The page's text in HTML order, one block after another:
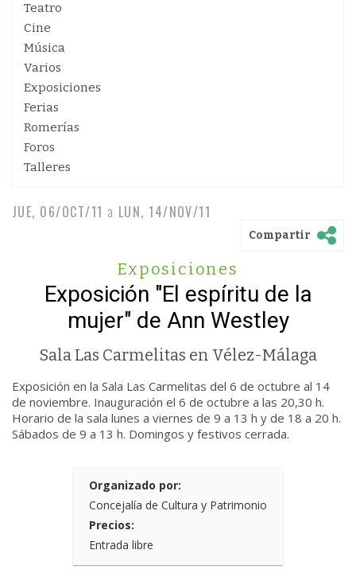
Teatro
Cine
Música
Varios
Exposiciones
Ferias
Romerías
Foros
Talleres
JUE, 06/OCT/11 a LUN, 14/NOV/11
Compartir
Exposiciones
Exposición "El espíritu de la
mujer" de Ann Westley
Sala Las Carmelitas en Vélez-Málaga
Exposición en la Sala Las Carmelitas del 6 de octubre al 14
de noviembre. Inauguración el 6 de octubre a las 20,30 h.
Horario de la sala lunes a viernes de 9 a 13 h y de 18 a 20 h.
Sábados de 9 a 13 h. Domingos y festivos cerrada.
Organizado por:
Concejalía de Cultura y Patrimonio
Precios:
Entrada libre